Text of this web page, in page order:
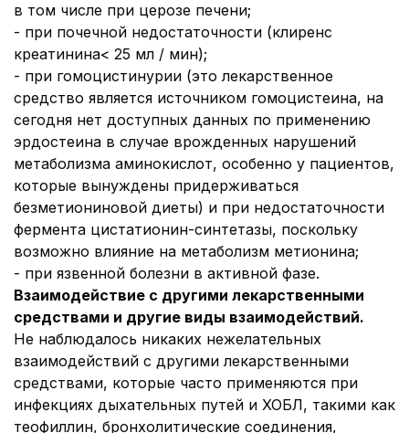
в том числе при церозе печени;
- при почечной недостаточности (клиренс
креатинина< 25 мл / мин);
- при гомоцистинурии (это лекарственное
средство является источником гомоцистеина, на
сегодня нет доступных данных по применению
эрдостеина в случае врожденных нарушений
метаболизма аминокислот, особенно у пациентов,
которые вынуждены придерживаться
безметиониновой диеты) и при недостаточности
фермента цистатионин-синтетазы, поскольку
возможно влияние на метаболизм метионина;
- при язвенной болезни в активной фазе.
Взаимодействие с другими лекарственными
средствами и другие виды взаимодействий.
Не наблюдалось никаких нежелательных
взаимодействий с другими лекарственными
средствами, которые часто применяются при
инфекциях дыхательных путей и ХОБЛ, такими как
теофиллин, бронхолитические соединения,